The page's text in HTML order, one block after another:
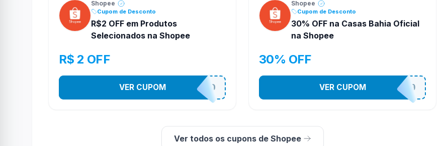
Shopee
Cupom de Desconto
R$2 OFF em Produtos
Selecionados na Shopee
R$ 2 OFF
VNOXVHJFD
VER CUPOM
Shopee
Cupom de Desconto
30% OFF na Casas Bahia Oficial
na Shopee
30% OFF
CASATEL30
VER CUPOM
Ver todos os cupons de Shopee